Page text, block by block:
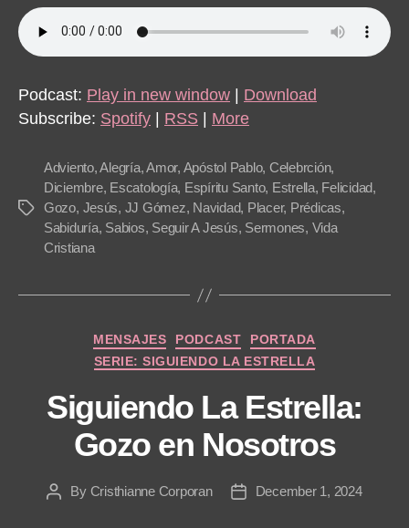
Podcast: Play in new window
Download
Subscribe: Spotify RSS More
Tags
Adviento,Alegría,Amor, Apóstol Pablo, Celebrción,
Diciembre, Escatología, Espíritu Santo, Estrella, Felicidad,
Gozo, Jesús, JJ Gómez, Navidad, Placer, Prédicas,
Sabiduría, Sabios, Seguir A Jesús, Sermones, Vida
Cristiana
Categories
MENSAJES PODCAST
PORTADA
SERIE: SIGUIENDO LA ESTRELLA
Siguiendo La Estrella:
Gozo en Nosotros
PostBy Cristhianne Corporan
PostDecember 1, 2024